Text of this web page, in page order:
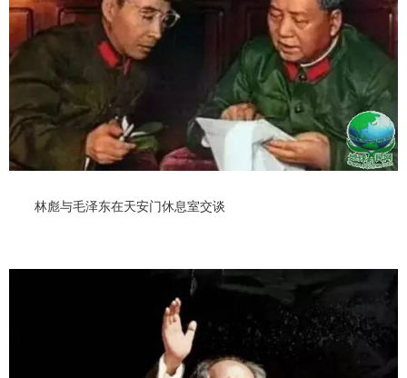
林彪与毛泽东在天安门休息室交谈